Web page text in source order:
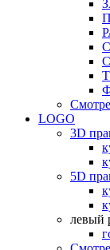
LOGO
3D
5D
левый